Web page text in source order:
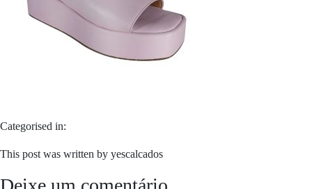
Categorised in:
This post was written by yescalcados